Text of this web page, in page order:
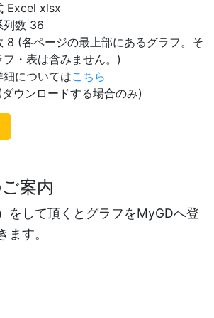
Excel xlsx
列数 36
8 (各ページの最上部にあるグラフ。そ
・表は含みません。)
についてはこちら
ウンロードする場合のみ)
案内
をして頂くとグラフをMyGDへ登
ます。